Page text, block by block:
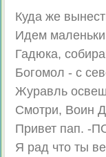
Куда же
Идем
Гадюка,
Богомол - с
Журавль
Смотри, Воин
Привет пап. -
Я рад что ты